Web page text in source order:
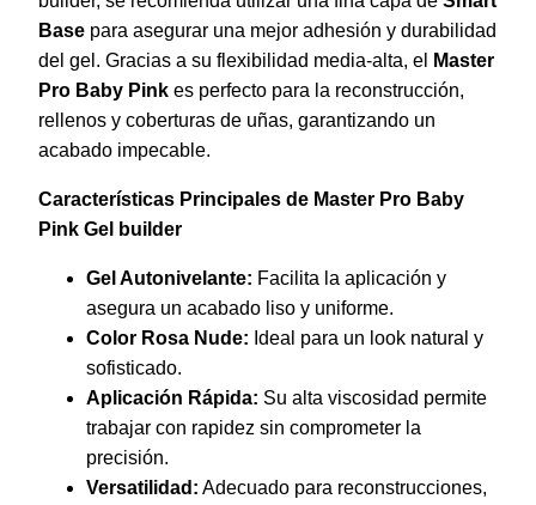
Base para asegurar una mejor adhesión y durabilidad
del gel. Gracias a su flexibilidad media-alta, el
Master
Pro Baby Pink es perfecto para la reconstrucción,
rellenos y coberturas de uñas, garantizando un
acabado impecable.
Características Principales de Master Pro Baby
Pink Gel builder
Gel Autonivelante: Facilita la aplicación y
asegura un acabado liso y uniforme.
Color Rosa Nude: Ideal para un look natural y
sofisticado.
Aplicación Rápida: Su alta viscosidad permite
trabajar con rapidez sin comprometer la
precisión.
Versatilidad: Adecuado para reconstrucciones,